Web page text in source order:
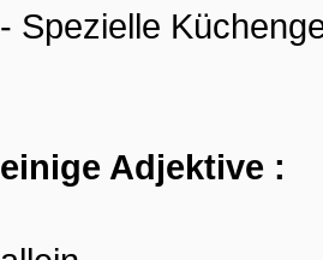
- Spezielle
einige Adjektive :